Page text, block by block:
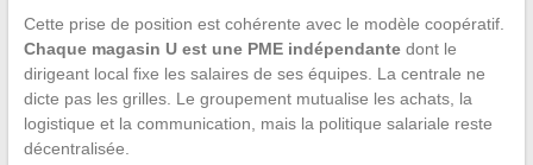
Cette prise de position est cohérente avec le modèle coopératif.
Chaque magasin U est une PME indépendantedont le
dirigeant local fixe les salaires de ses équipes. La centrale ne
dicte pas les grilles. Le groupement mutualise les achats, la
logistique et la communication, mais la politique salariale reste
décentralisée.